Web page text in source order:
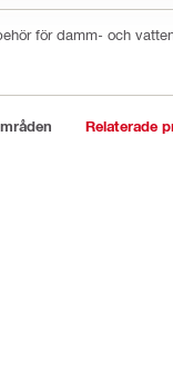
för damm- och
Relaterade